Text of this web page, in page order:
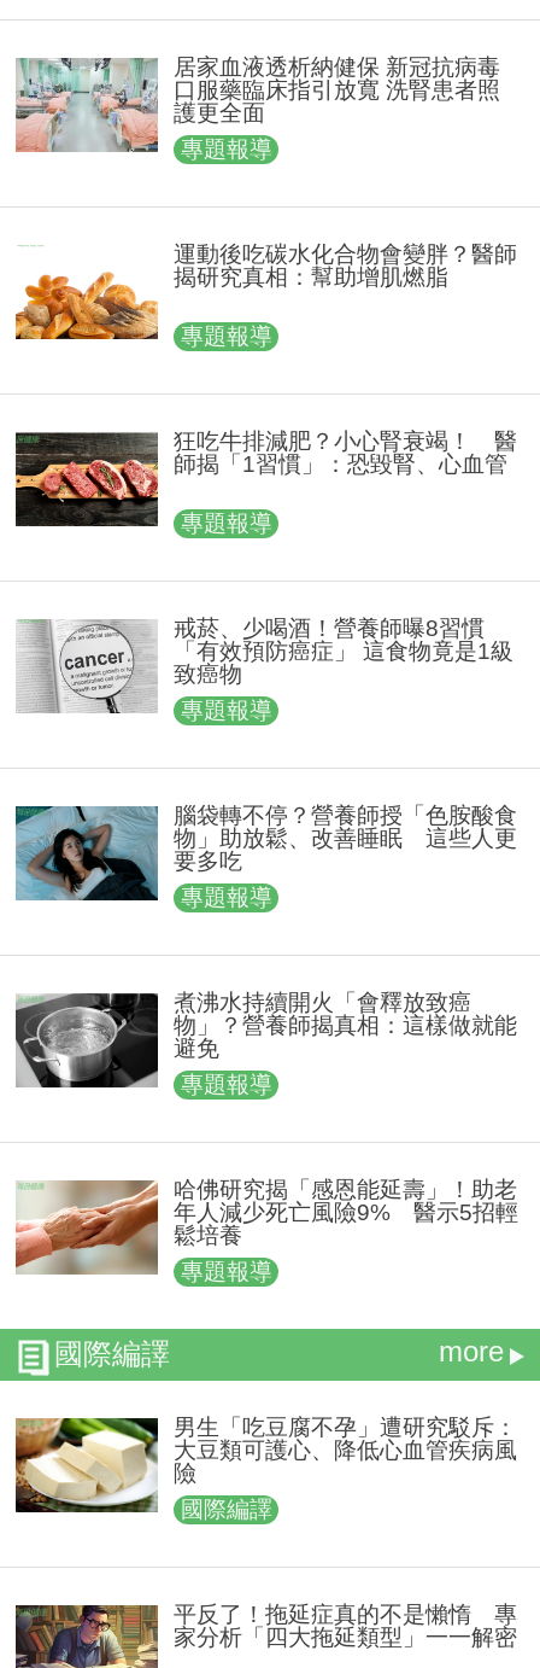
居家血液透析納健保 新冠抗病毒
口服藥臨床指引放寬 洗腎患者照
護更全面
專題報導
運動後吃碳水化合物會變胖？醫師
揭研究真相：幫助增肌燃脂
專題報導
狂吃牛排減肥？小心腎衰竭！ 醫
師揭「1習慣」：恐毀腎、心血管
專題報導
戒菸、少喝酒！營養師曝8習慣
「有效預防癌症」 這食物竟是1級
致癌物
專題報導
腦袋轉不停？營養師授「色胺酸食
物」助放鬆、改善睡眠 這些人更
要多吃
專題報導
煮沸水持續開火「會釋放致癌
物」？營養師揭真相：這樣做就能
避免
專題報導
哈佛研究揭「感恩能延壽」！助老
年人減少死亡風險9% 醫示5招輕
鬆培養
專題報導
國際編譯 more
男生「吃豆腐不孕」遭研究駁斥：
大豆類可護心、降低心血管疾病風
險
國際編譯
平反了！拖延症真的不是懶惰 專
家分析「四大拖延類型」一一解密